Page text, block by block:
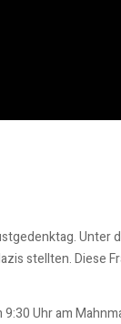
Unter
stellten. Diese
Uhr am